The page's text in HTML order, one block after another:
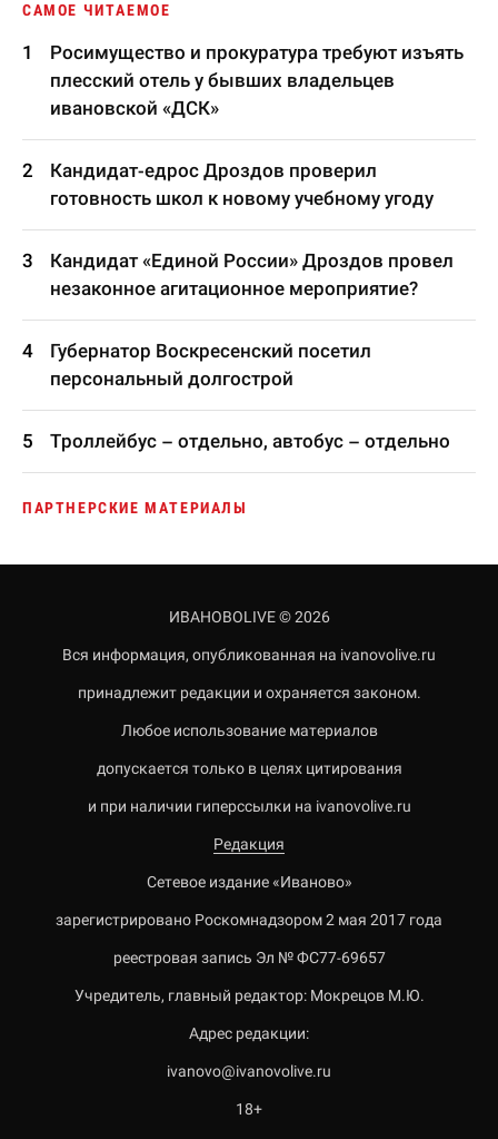
САМОЕ ЧИТАЕМОЕ
Росимущество и прокуратура требуют изъять
плесский отель у бывших владельцев
ивановской «ДСК»
Кандидат-едрос Дроздов проверил
готовность школ к новому учебному угоду
Кандидат «Единой России» Дроздов провел
незаконное агитационное мероприятие?
Губернатор Воскресенский посетил
персональный долгострой
Троллейбус – отдельно, автобус – отдельно
ПАРТНЕРСКИЕ МАТЕРИАЛЫ
ИВАНОВОLIVE © 2026
Вся информация, опубликованная на ivanovolive.ru
принадлежит редакции и охраняется законом.
Любое использование материалов
допускается только в целях цитирования
и при наличии гиперссылки на ivanovolive.ru
Редакция
Сетевое издание «Иваново»
зарегистрировано Роскомнадзором 2 мая 2017 года
реестровая запись Эл № ФС77-69657
Учредитель, главный редактор: Мокрецов М.Ю.
Адрес редакции:
ivanovo@ivanovolive.ru
18+